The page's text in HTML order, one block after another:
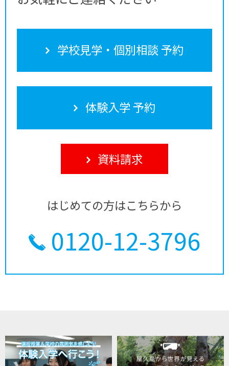
学校見学・個別相談 予約
体験入学 予約
資料請求
はじめての方はこちらから
0120-12-3796